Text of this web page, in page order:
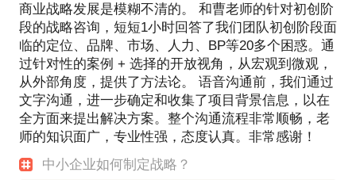
商业战略发展是模糊不清的。 和曹老师的针对初创阶
段的战略咨询，短短1小时回答了我们团队初创阶段面
临的定位、品牌、市场、人力、BP等20多个困惑。通
过针对性的案例 + 选择的开放视角，从宏观到微观，
从外部角度，提供了方法论。 语音沟通前，我们通过
文字沟通，进一步确定和收集了项目背景信息，以在
全方面来提出解决方案。整个沟通流程非常顺畅，老
师的知识面广，专业性强，态度认真。非常感谢！
中小企业如何制定战略？